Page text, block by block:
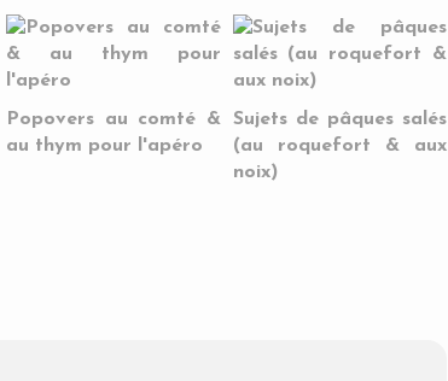
Popovers au comté &
au thym pour l'apéro
Sujets de pâques salés
(au roquefort & aux
noix)